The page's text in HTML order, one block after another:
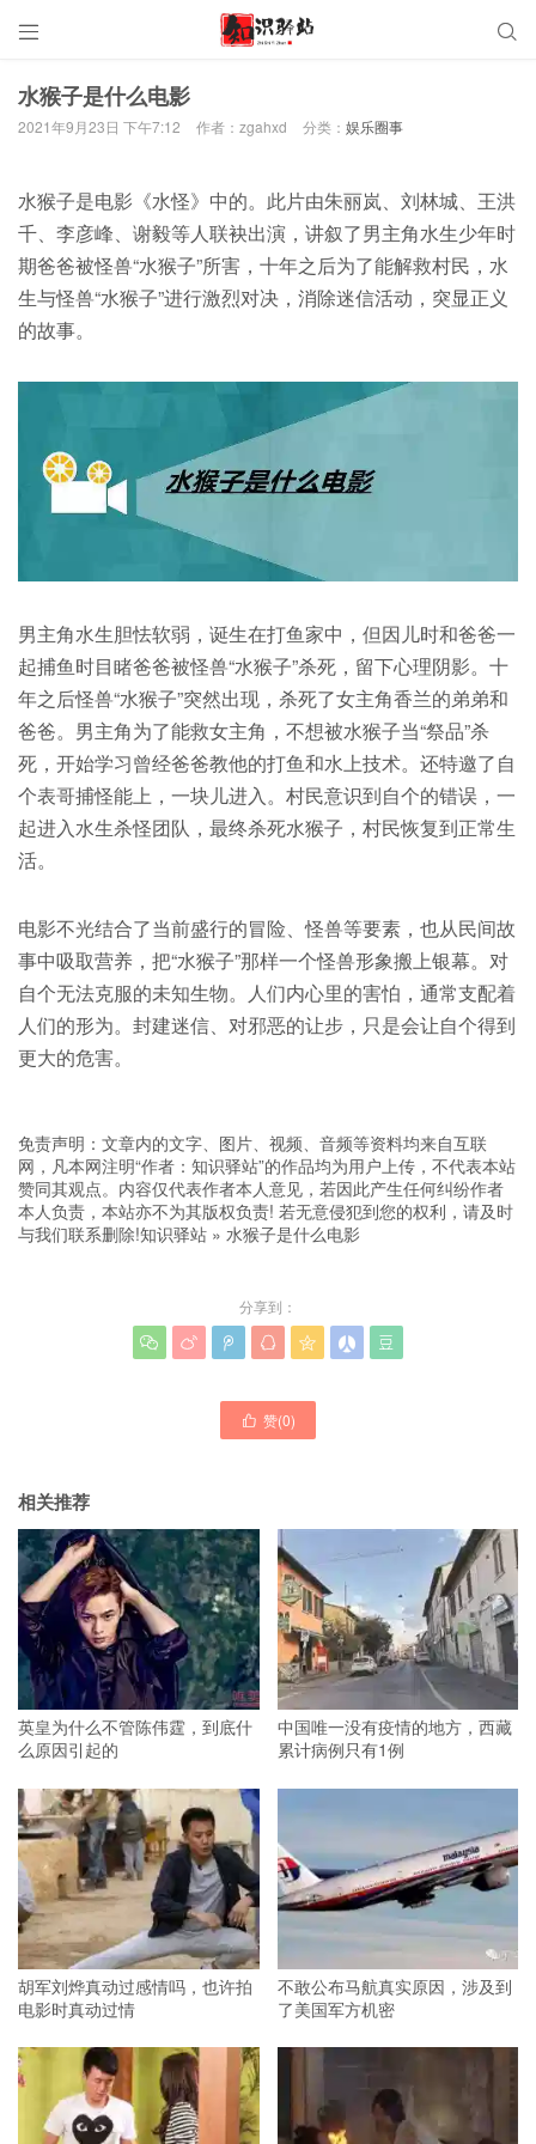
 
水猴子是什么电影
2021年9月23日 下午7:12 作者：zgahxd 分类： 娱乐圈事
水猴子是电影《水怪》中的。此片由朱丽岚、刘林城、王洪
千、李彦峰、谢毅等人联袂出演，讲叙了男主角水生少年时
期爸爸被怪兽“水猴子”所害，十年之后为了能解救村民，水
生与怪兽“水猴子”进行激烈对决，消除迷信活动，突显正义
的故事。
男主角水生胆怯软弱，诞生在打鱼家中，但因儿时和爸爸一
起捕鱼时目睹爸爸被怪兽“水猴子”杀死，留下心理阴影。十
年之后怪兽“水猴子”突然出现，杀死了女主角香兰的弟弟和
爸爸。男主角为了能救女主角，不想被水猴子当“祭品”杀
死，开始学习曾经爸爸教他的打鱼和水上技术。还特邀了自
个表哥捕怪能上，一块儿进入。村民意识到自个的错误，一
起进入水生杀怪团队，最终杀死水猴子，村民恢复到正常生
活。
电影不光结合了当前盛行的冒险、怪兽等要素，也从民间故
事中吸取营养，把“水猴子”那样一个怪兽形象搬上银幕。对
自个无法克服的未知生物。人们内心里的害怕，通常支配着
人们的形为。封建迷信、对邪恶的让步，只是会让自个得到
更大的危害。
免责声明：文章内的文字、图片、视频、音频等资料均来自互联
网，凡本网注明“作者：知识驿站”的作品均为用户上传，不代表本站
赞同其观点。内容仅代表作者本人意见，若因此产生任何纠纷作者
本人负责，本站亦不为其版权负责! 若无意侵犯到您的权利，请及时
与我们联系删除!知识驿站 » 水猴子是什么电影
分享到：
      
 赞(0)
相关推荐
英皇为什么不管陈伟霆，到底什
么原因引起的
中国唯一没有疫情的地方，西藏
累计病例只有1例
胡军刘烨真动过感情吗，也许拍
电影时真动过情
不敢公布马航真实原因，涉及到
了美国军方机密